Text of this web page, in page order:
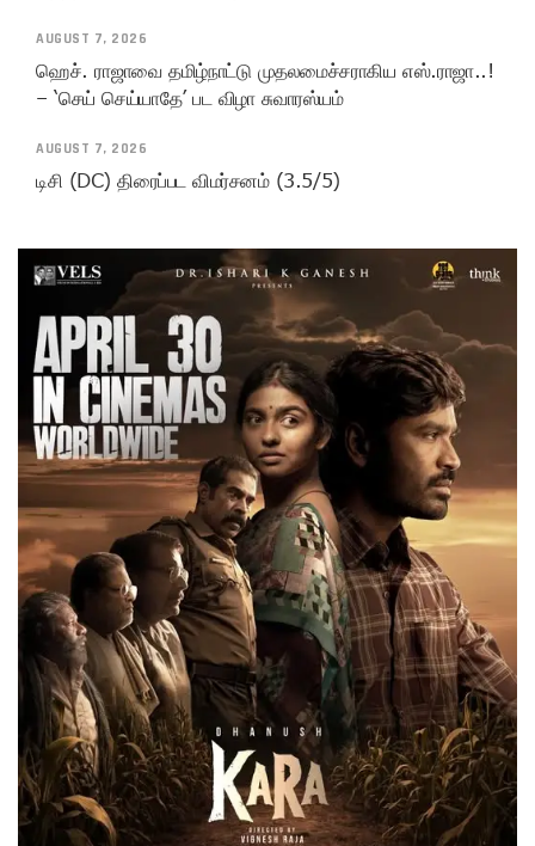
AUGUST 7, 2026
ஹெச். ராஜாவை தமிழ்நாட்டு முதலமைச்சராகிய எஸ்.ராஜா..!
– ‘செய் செய்யாதே’ பட விழா சுவாரஸ்யம்
AUGUST 7, 2026
டிசி (DC) திரைப்பட விமர்சனம் (3.5/5)